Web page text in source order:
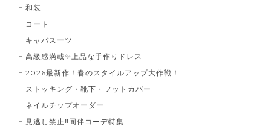
和装
コート
キャバスーツ
高級感満載✨上品な手作りドレス
2026最新作！春のスタイルアップ大作戦！
ストッキング・靴下・フットカバー
ネイルチップオーダー
見逃し禁止‼同伴コーデ特集